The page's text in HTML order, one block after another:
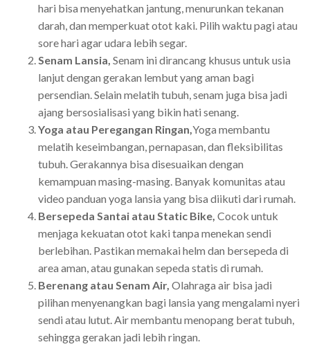
hari bisa menyehatkan jantung, menurunkan tekanan
darah, dan memperkuat otot kaki. Pilih waktu pagi atau
sore hari agar udara lebih segar.
Senam Lansia, Senam ini dirancang khusus untuk usia
lanjut dengan gerakan lembut yang aman bagi
persendian. Selain melatih tubuh, senam juga bisa jadi
ajang bersosialisasi yang bikin hati senang.
Yoga atau Peregangan Ringan, Yoga membantu
melatih keseimbangan, pernapasan, dan fleksibilitas
tubuh. Gerakannya bisa disesuaikan dengan
kemampuan masing-masing. Banyak komunitas atau
video panduan yoga lansia yang bisa diikuti dari rumah.
Bersepeda Santai atau Static Bike, Cocok untuk
menjaga kekuatan otot kaki tanpa menekan sendi
berlebihan. Pastikan memakai helm dan bersepeda di
area aman, atau gunakan sepeda statis di rumah.
Berenang atau Senam Air, Olahraga air bisa jadi
pilihan menyenangkan bagi lansia yang mengalami nyeri
sendi atau lutut. Air membantu menopang berat tubuh,
sehingga gerakan jadi lebih ringan.